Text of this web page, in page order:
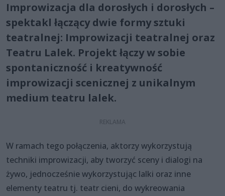
Improwizacja dla dorosłych i dorosłych –
spektakl łączący dwie formy sztuki
teatralnej: Improwizacji teatralnej oraz
Teatru Lalek. Projekt łączy w sobie
spontaniczność i kreatywność
improwizacji scenicznej z unikalnym
medium teatru lalek.
W ramach tego połączenia, aktorzy wykorzystują
techniki improwizacji, aby tworzyć sceny i dialogi na
żywo, jednocześnie wykorzystując lalki oraz inne
elementy teatru tj. teatr cieni, do wykreowania